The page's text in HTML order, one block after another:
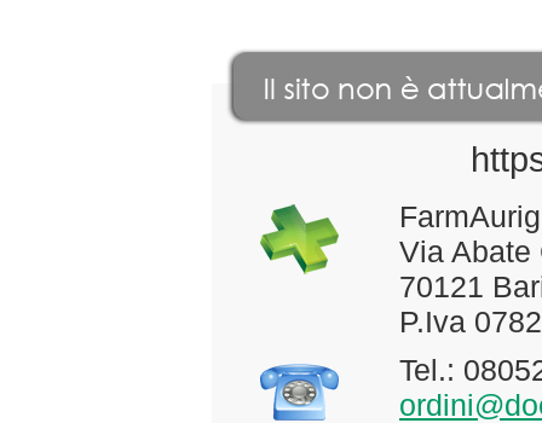
Via Abate
70121
P.Iva
Tel.: